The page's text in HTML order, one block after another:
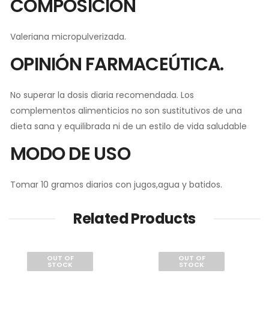
COMPOSICIÓN
Valeriana micropulverizada.
OPINIÓN FARMACEÚTICA.
No superar la dosis diaria recomendada. Los
complementos alimenticios no son sustitutivos de una
dieta sana y equilibrada ni de un estilo de vida saludable
MODO DE USO
Tomar 10 gramos diarios con jugos,agua y batidos.
Related Products
OUT OF
STOCK
OUT OF
STOCK